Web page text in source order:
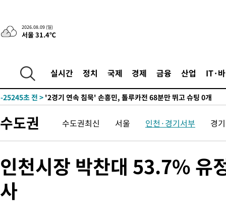
2026.08.09 (일)
서울 31.4℃
실시간 정치 국제 경제 금융 산업 IT·
1시간 전 >“美 이란전 무기 소진…북한과 분쟁시 주한 미군 취약해질 수 있어”
-26046초 전 >
"얼마나 더웠으면"…안동 물길공원서 헤엄친 구렁이 '소동'
-25973초 전 >
-25245초 전 > '2경기 연속 침묵' 손흥민, 톨루카전 68분만 뛰고 슈팅 0개
-10879초 전 >
'여긴 20도, 저긴 50도'…열화상 카메라로 본 폭염 저감시설 '
-10350초 전 >콜롬비아 신임 우파 대통령 취임 하루만에 차량폭탄 폭발 사건
-1152초 전 >이군이 불법 군시설 건설한 레바논 남부에서 레바논군 3명 폭발
28분 전 >
1시간 전 >
수도권 수도권최신 서울 인천·경기서부 경
인천시장 박찬대 53.7%
사